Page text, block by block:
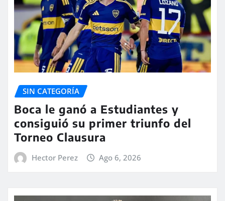
SIN CATEGORÍA
Boca le ganó a Estudiantes y
consiguió su primer triunfo del
Torneo Clausura
Hector Perez Ago 6, 2026